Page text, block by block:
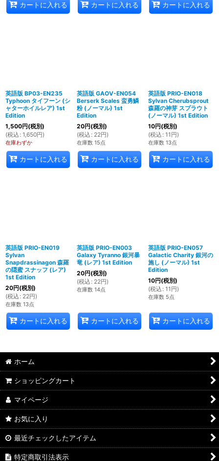
カートに入れる カートに入れる カートに入れる
英語版 BP03-EN235
Typhoon タイフーン (シ
ャターホイルレア) 1st
Edition
1,500円(税別)
(税込 : 1,650円)
在庫わずか
カートに入れる
英語版 GAOV-EN054
Berserk Scales 蛮勇鱗
粉 (ノーマル) 1st
Edition
20円(税別)
(税込 : 22円)
在庫数 15点
カートに入れる
英語版 PRIO-EN018
Sylvan Cherubsprout
森羅の神芽 スプラウト
(ノーマル) 1st Edition
10円(税別)
(税込 : 11 円)
在庫数 13点
カートに入れる
英語版 PRIO-EN019
Sylvan
Snapdrassinagon 森羅
の隠蜜 スナッフ (レア)
1st Edition
20円(税別)
(税込 : 22円)
在庫数 13点
カートに入れる
英語版 PRIO-EN003
Galaxy Tyranno 銀河暴
竜 (レア) 1st Edition
20円(税別)
(税込 : 22円)
在庫数 14点
カートに入れる
英語版 PRIO-EN057
Galactic Charity 銀河の
施し (ノーマル) 1st
Edition
10円(税別)
(税込 : 11 円)
在庫数 5点
カートに入れる
ホーム
ショッピングカート
マイページ
お気に入り
最近チェックしたアイテム
特定商取引法表示